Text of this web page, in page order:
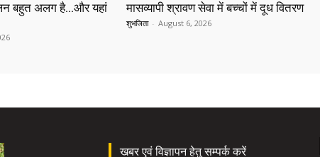
बहुत अलग है…और यहां
मासव्यापी श्रावण सेवा में बच्चों में दूध वितरण
शुभजिता - August 6, 2026
खबर एवं विज्ञापन हेतु सम्पर्क करें